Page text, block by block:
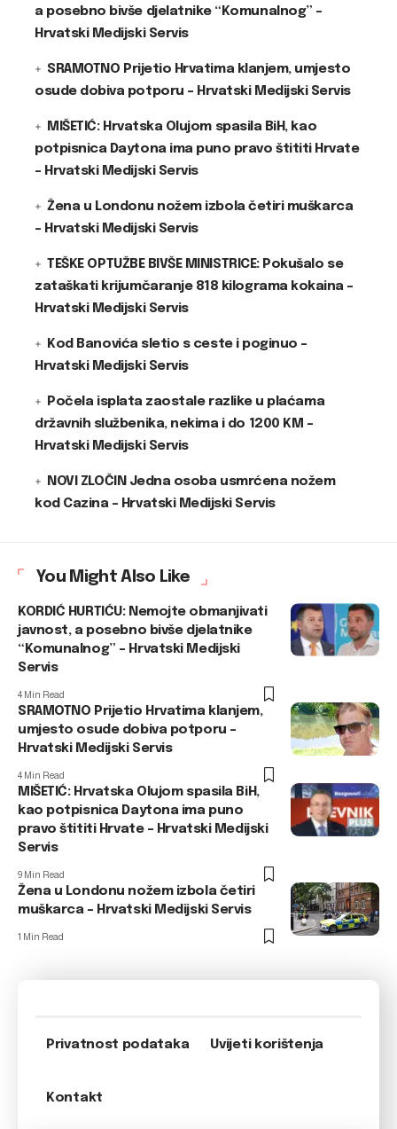
a posebno bivše djelatnike “Komunalnog” –
Hrvatski Medijski Servis
SRAMOTNO Prijetio Hrvatima klanjem, umjesto
osude dobiva potporu – Hrvatski Medijski Servis
MIŠETIĆ: Hrvatska Olujom spasila BiH, kao
potpisnica Daytona ima puno pravo štititi Hrvate
– Hrvatski Medijski Servis
Žena u Londonu nožem izbola četiri muškarca
– Hrvatski Medijski Servis
TEŠKE OPTUŽBE BIVŠE MINISTRICE: Pokušalo se
zataškati krijumčaranje 818 kilograma kokaina –
Hrvatski Medijski Servis
Kod Banovića sletio s ceste i poginuo –
Hrvatski Medijski Servis
Počela isplata zaostale razlike u plaćama
državnih službenika, nekima i do 1200 KM –
Hrvatski Medijski Servis
NOVI ZLOČIN Jedna osoba usmrćena nožem
kod Cazina – Hrvatski Medijski Servis
You Might Also Like
KORDIĆ HURTIĆU: Nemojte obmanjivati
javnost, a posebno bivše djelatnike
“Komunalnog” – Hrvatski Medijski
Servis
4 Min Read
SRAMOTNO Prijetio Hrvatima klanjem,
umjesto osude dobiva potporu –
Hrvatski Medijski Servis
4 Min Read
MIŠETIĆ: Hrvatska Olujom spasila BiH,
kao potpisnica Daytona ima puno
pravo štititi Hrvate – Hrvatski Medijski
Servis
9 Min Read
Žena u Londonu nožem izbola četiri
muškarca – Hrvatski Medijski Servis
1 Min Read
Privatnost podataka Uvijeti korištenja
Kontakt